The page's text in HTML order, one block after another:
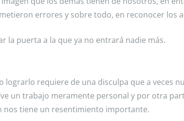
errores y sobre todo, en reconocer los
la puerta a la que ya no entrará nadie más.
lograrlo requiere de una disculpa que a veces
un trabajo meramente personal y por otra
nos tiene un resentimiento importante.